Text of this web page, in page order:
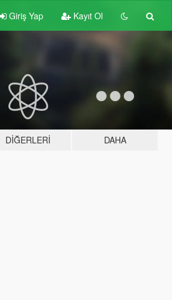
Giriş Yap Kayıt Ol
DIĞERLERI DAHA